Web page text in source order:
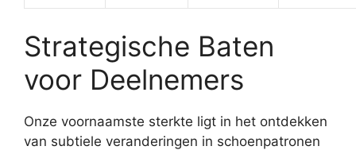
Strategische Baten
voor Deelnemers
Onze voornaamste sterkte ligt in het ontdekken
van subtiele veranderingen in schoenpatronen